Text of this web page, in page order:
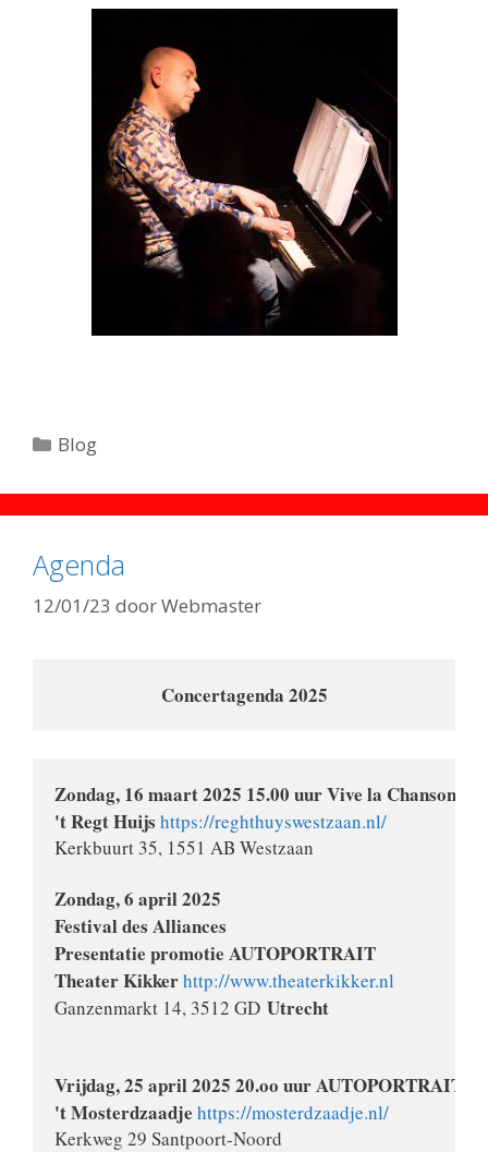
Categorieën
Blog
Agenda
12/01/23 doorWebmaster
Zondag, 16 maart 2025 15.00 uur Vive la Chanson!
't Regt Huijs https://reghthuyswestzaan.nl/
Kerkbuurt 35, 1551 AB Westzaan
Zondag, 6 april 2025
Festival des Alliances
Presentatie promotie AUTOPORTRAIT
Theater Kikkerhttp://www.theaterkikker.nl
Ganzenmarkt 14, 3512 GD Utrecht
Vrijdag, 25 april 2025 20.oo uur AUTOPORTRAIT
't Mosterdzaadje https://mosterdzaadje.nl/
Kerkweg 29 Santpoort-Noord